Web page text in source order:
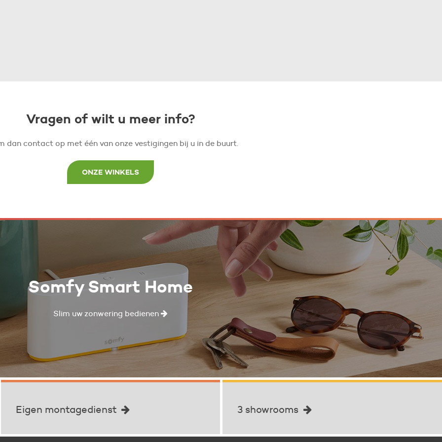
Vragen of wilt u meer info?
dan contact op met één van onze vestigingen bij u in de buurt.
ONZE WINKELS
Somfy Smart Home
Slim uw zonwering bedienen
Eigen montagedienst 3 showrooms